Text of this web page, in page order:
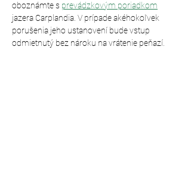
oboznámte s prevádzkovým poriadkom
jazera Carplandia. V prípade akéhokoľvek
porušenia jeho ustanovení bude vstup
odmietnutý bez nároku na vrátenie peňazí.